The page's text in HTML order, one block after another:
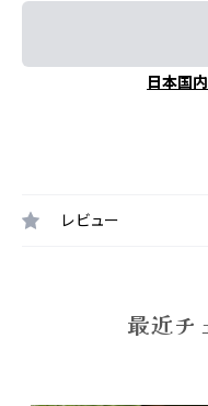
日本国
レビュー
最近チ